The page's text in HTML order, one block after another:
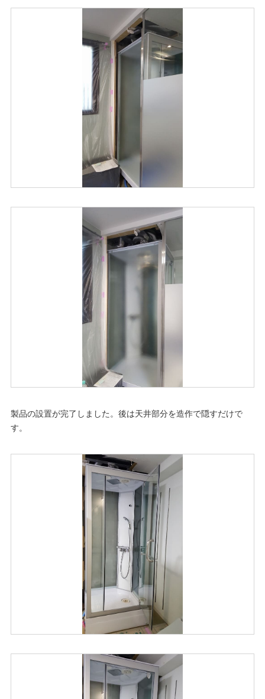
製品の設置が完了しました。後は天井部分を造作で隠すだけで
す。